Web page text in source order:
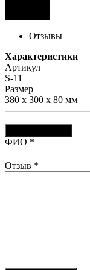
Отзывы
Характеристики
Артикул
S-11
Размер
380 x 300 x 80 мм
Ваш отзыв был
ФИО *
Отзыв *